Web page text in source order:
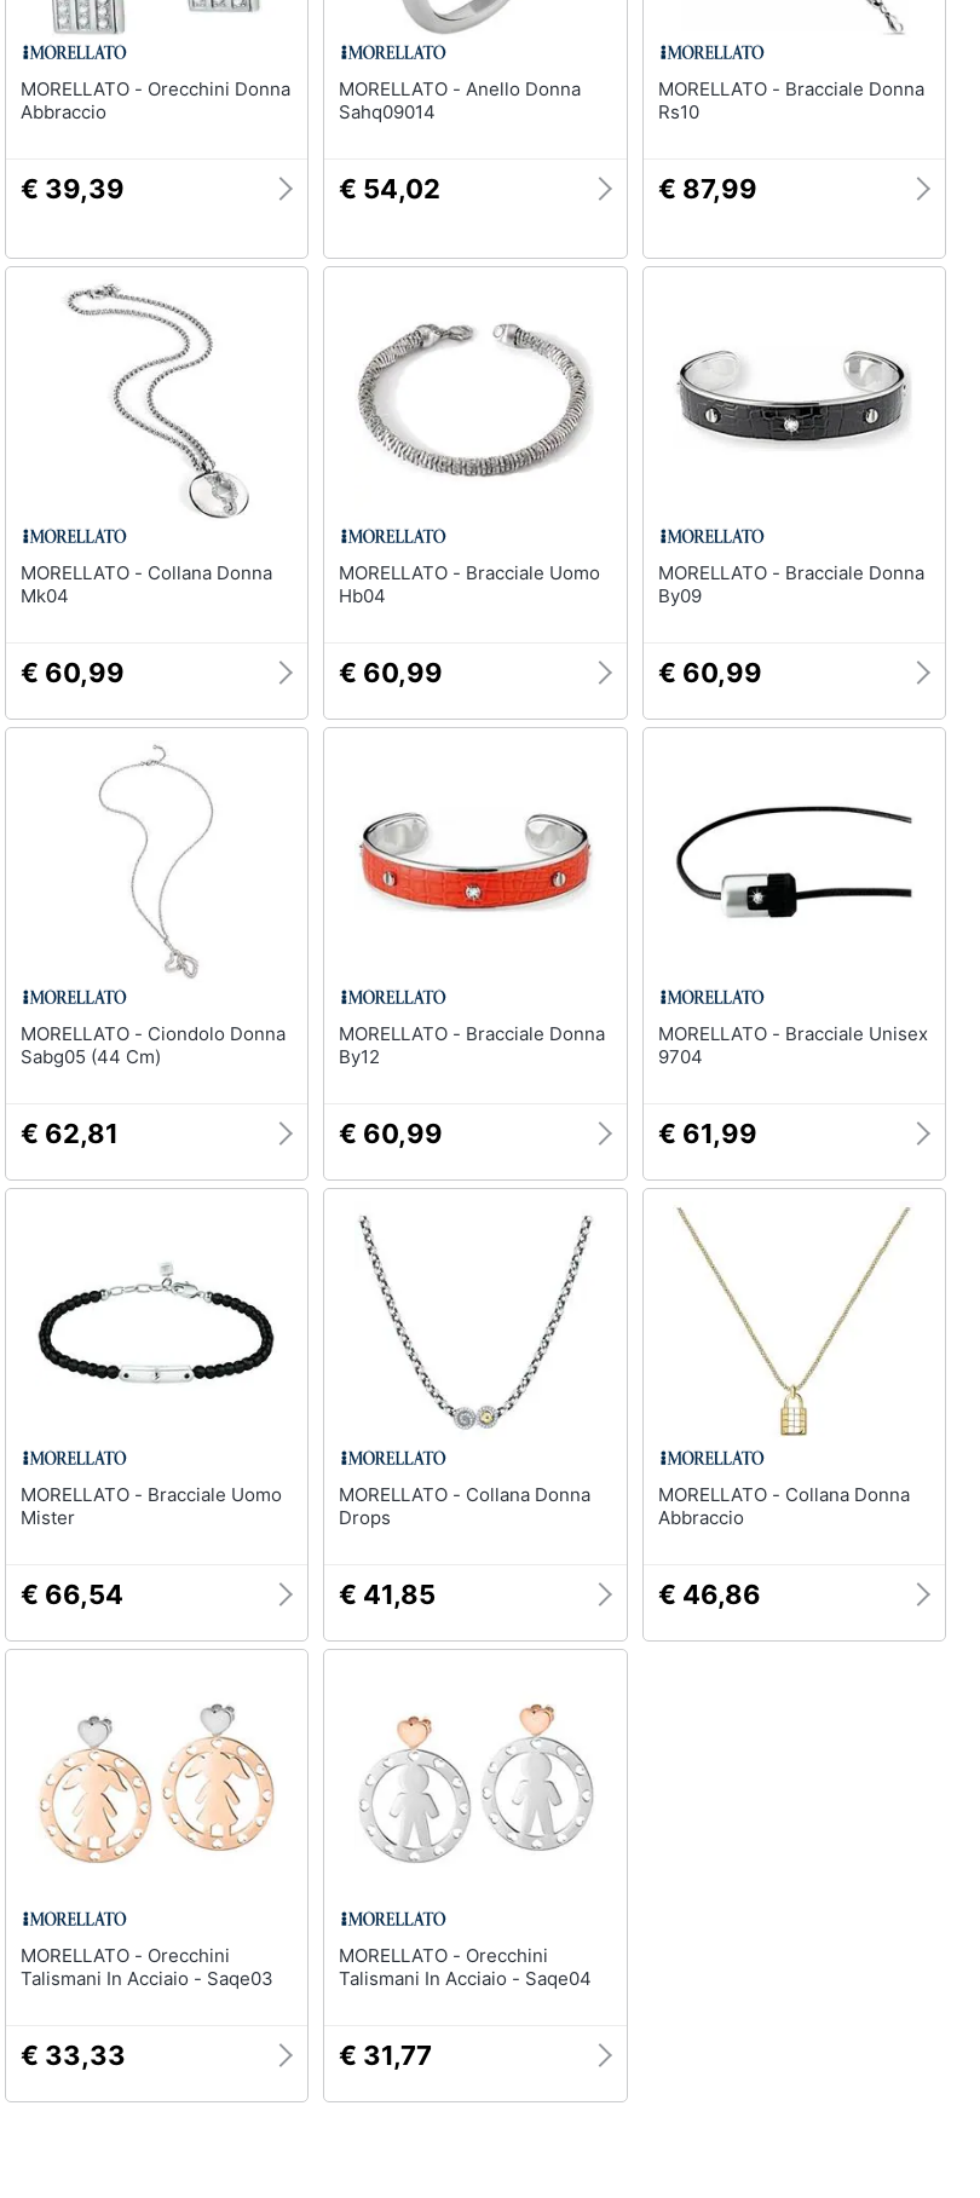
MORELLATO - Orecchini Donna
Abbraccio
€ 39,39
MORELLATO - Anello Donna
Sahq09014
€ 54,02
MORELLATO - Bracciale Donna
Rs10
€ 87,99
MORELLATO - Collana Donna
Mk04
€ 60,99
MORELLATO - Bracciale Uomo
Hb04
€ 60,99
MORELLATO - Bracciale Donna
By09
€ 60,99
MORELLATO - Ciondolo Donna
Sabg05 (44 Cm)
€ 62,81
MORELLATO - Bracciale Donna
By12
€ 60,99
MORELLATO - Bracciale Unisex
9704
€ 61,99
MORELLATO - Bracciale Uomo
Mister
€ 66,54
MORELLATO - Collana Donna
Drops
€ 41,85
MORELLATO - Collana Donna
Abbraccio
€ 46,86
MORELLATO - Orecchini
Talismani In Acciaio - Saqe03
€ 33,33
MORELLATO - Orecchini
Talismani In Acciaio - Saqe04
€ 31,77